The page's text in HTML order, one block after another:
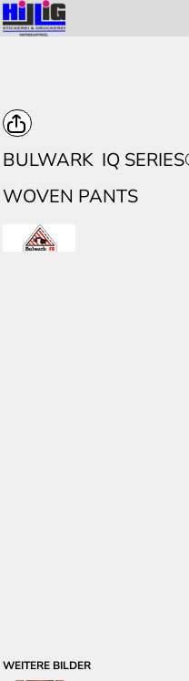
BULWARK IQ
WOVEN PANTS
WEITERE BILDER